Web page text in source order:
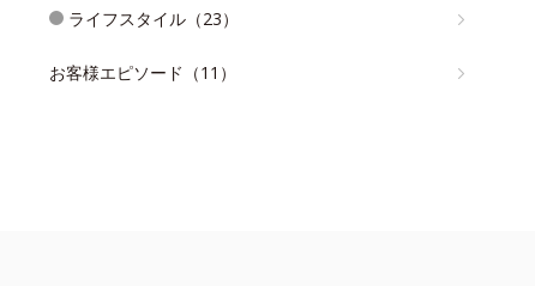
ライフスタイル（23）
お客様エピソード（11）